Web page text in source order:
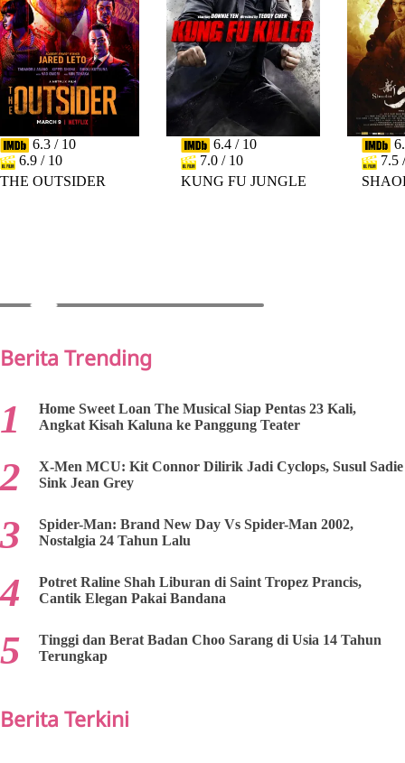
6.3 / 10
6.9 / 10
THE OUTSIDER
6.4 / 10
7.0 / 10
KUNG FU JUNGLE
7.5
Berita Trending
Home Sweet Loan The Musical Siap Pentas 23 Kali,
Angkat Kisah Kaluna ke Panggung Teater
X-Men MCU: Kit Connor Dilirik Jadi Cyclops, Susul Sadie
Sink Jean Grey
Spider-Man: Brand New Day Vs Spider-Man 2002,
Nostalgia 24 Tahun Lalu
Potret Raline Shah Liburan di Saint Tropez Prancis,
Cantik Elegan Pakai Bandana
Tinggi dan Berat Badan Choo Sarang di Usia 14 Tahun
Terungkap
Berita Terkini